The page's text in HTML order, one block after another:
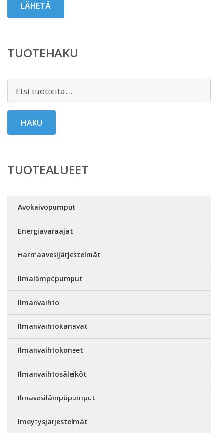
TUOTEHAKU
HAKU
TUOTEALUEET
Avokaivopumput
Energiavaraajat
Harmaavesijärjestelmät
Ilmalämpöpumput
Ilmanvaihto
Ilmanvaihtokanavat
Ilmanvaihtokoneet
Ilmanvaihtosäleiköt
Ilmavesilämpöpumput
Imeytysjärjestelmät